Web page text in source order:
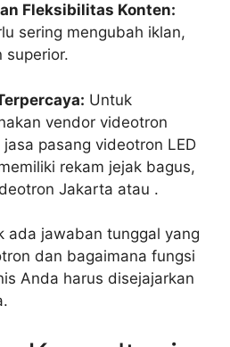
Fleksibilitas Konten:
sering mengubah iklan,
superior.
Untuk
vendor videotron
pasang videotron LED
rekam jejak bagus,
Jakarta atau .
ada jawaban tunggal yang
dan bagaimana fungsi
Anda harus disejajarkan